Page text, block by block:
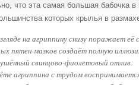
что эта самая большая бабочка
которых крылья в
на агриппину снизу поражает
пятен-мазков создаёт полную
свинцово-фиолетовый отлив.
агриппина с трудом